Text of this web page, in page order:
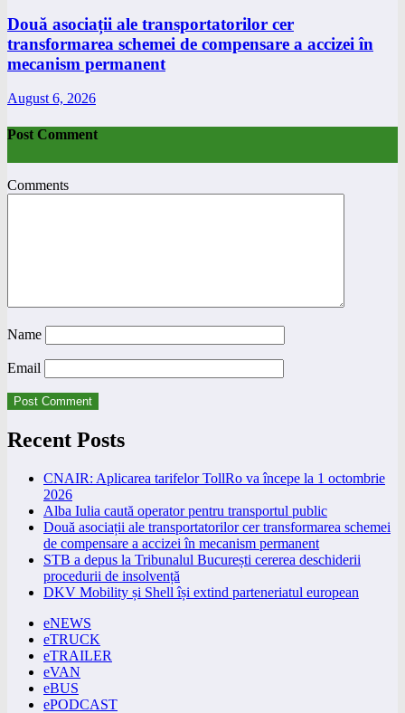
Două asociații ale transportatorilor cer
transformarea schemei de compensare a accizei în
mecanism permanent
August 6, 2026
Post Comment
Comments
Name
Email
Recent Posts
CNAIR: Aplicarea tarifelor TollRo va începe la 1 octombrie
2026
Alba Iulia caută operator pentru transportul public
Două asociații ale transportatorilor cer transformarea schemei
de compensare a accizei în mecanism permanent
STB a depus la Tribunalul București cererea deschiderii
procedurii de insolvență
DKV Mobility și Shell își extind parteneriatul european
eNEWS
eTRUCK
eTRAILER
eVAN
eBUS
ePODCAST